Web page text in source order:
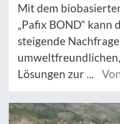
Mit dem
„Pafix BOND“ kann
steigende
Lösungen zur ...